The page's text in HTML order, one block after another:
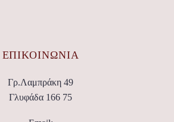
ΕΠΙΚΟΙΝΩΝΊΑ
Γρ.Λαμπράκη 49
Γλυφάδα 166 75